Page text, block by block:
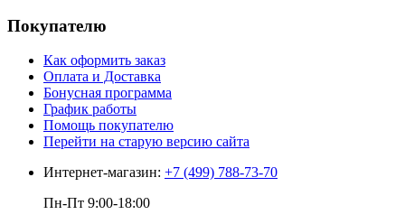
Покупателю
Как оформить заказ
Оплата и Доставка
Бонусная программа
График работы
Помощь покупателю
Перейти на старую версию сайта
Интернет-магазин: +7 (499) 788-73-70
Пн-Пт 9:00-18:00